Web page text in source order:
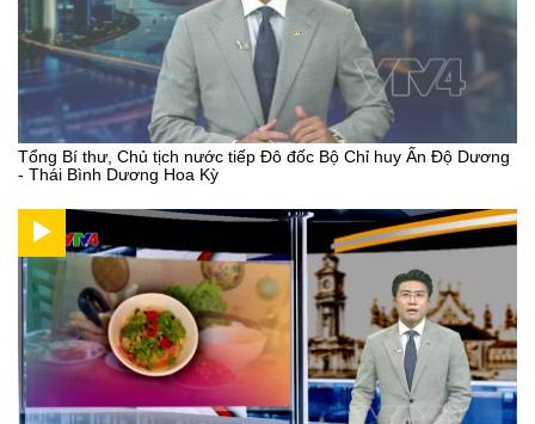
Tổng Bí thư, Chủ tịch nước tiếp Đô đốc Bộ Chỉ huy Ấn Độ Dương
- Thái Bình Dương Hoa Kỳ